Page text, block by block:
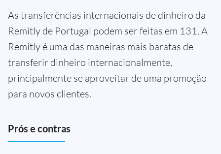
As transferências internacionais de dinheiro da
Remitly de Portugal podem ser feitas em 131. A
Remitly é uma das maneiras mais baratas de
transferir dinheiro internacionalmente,
principalmente se aproveitar de uma promoção
para novos clientes.
Prós e contras